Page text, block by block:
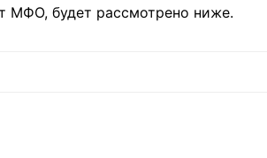
МФО, будет рассмотрено ниже.